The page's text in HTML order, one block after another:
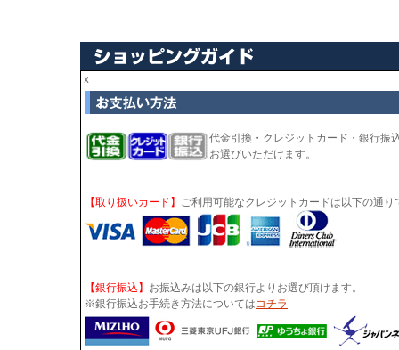
ｘ
代金引換・クレジットカード・銀行振
お選びいただけます。
【取り扱いカード】 ご利用可能なクレジットカードは以下の通り
【銀行振込】 お振込みは以下の銀行よりお選び頂けます。
※銀行振込お手続き方法についてはコチラ